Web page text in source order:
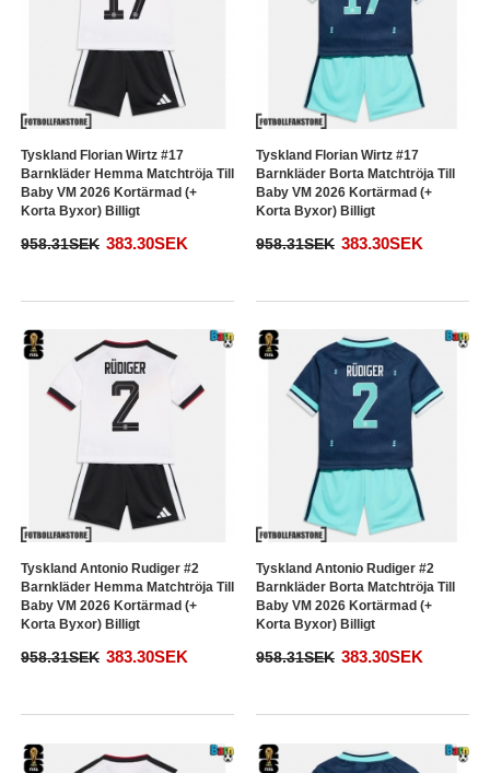
Tyskland Florian Wirtz #17
Barnkläder Hemma Matchtröja Till
Baby VM 2026 Kortärmad (+
Korta Byxor) Billigt
958.31SEK 383.30SEK
Tyskland Florian Wirtz #17
Barnkläder Borta Matchtröja Till
Baby VM 2026 Kortärmad (+
Korta Byxor) Billigt
958.31SEK 383.30SEK
Tyskland Antonio Rudiger #2
Barnkläder Hemma Matchtröja Till
Baby VM 2026 Kortärmad (+
Korta Byxor) Billigt
958.31SEK 383.30SEK
Tyskland Antonio Rudiger #2
Barnkläder Borta Matchtröja Till
Baby VM 2026 Kortärmad (+
Korta Byxor) Billigt
958.31SEK 383.30SEK